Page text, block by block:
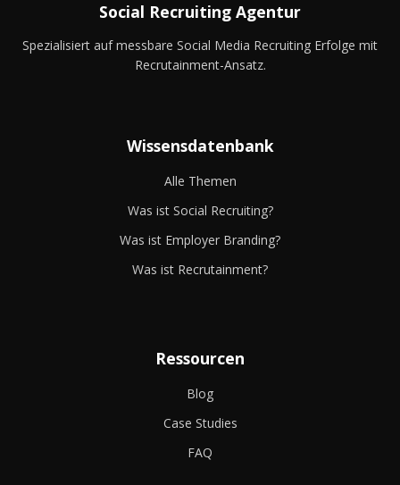
Social Recruiting Agentur
Spezialisiert auf messbare Social Media Recruiting Erfolge mit
Recrutainment-Ansatz.
Wissensdatenbank
Alle Themen
Was ist Social Recruiting?
Was ist Employer Branding?
Was ist Recrutainment?
Ressourcen
Blog
Case Studies
FAQ